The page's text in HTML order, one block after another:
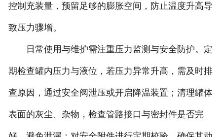
控制充装量，预留足够的膨胀空间，防止温度升高导
致压力骤增。
日常使用与维护需注重压力监测与安全防护。定
期检查罐内压力与液位，若压力异常升高，需及时排
查原因，通过安全阀泄压或开启降温装置；清理罐体
表面的灰尘、杂物，检查管路接口与密封件是否完